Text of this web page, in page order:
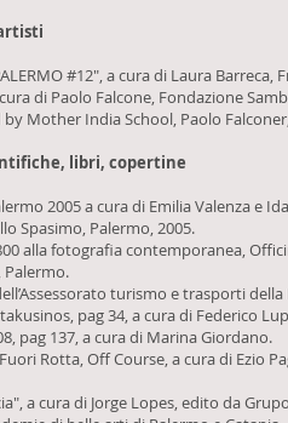
#12", a cura di Laura
di Paolo Falcone, Fondazione
Mother India School, Paolo
libri, copertine
2005 a cura di Emilia Valenza e
Spasimo, Palermo, 2005.
alla fotografia contemporanea,
turismo e trasporti
pag 34, a cura di Federico
pag 137, a cura di Marina Giordano.
Rotta, Off Course, a cura di Ezio
a cura di Jorge Lopes, edito da